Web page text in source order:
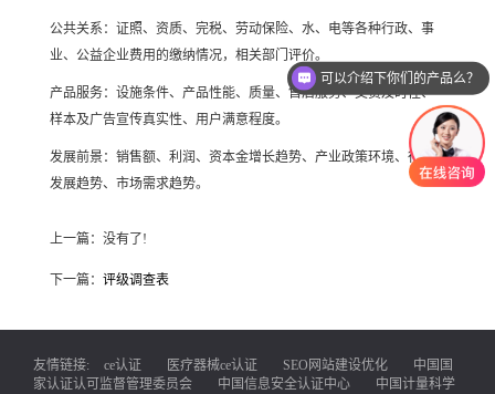
公共关系：证照、资质、完税、劳动保险、水、电等各种行政、事
业、公益企业费用的缴纳情况，相关部门评价。
产品服务：设施条件、产品性能、质量、售后服务、交货及时性、
样本及广告宣传真实性、用户满意程度。
发展前景：销售额、利润、资本金增长趋势、产业政策环境、行业
发展趋势、市场需求趋势。
上一篇：没有了!
下一篇： 评级调查表
友情链接: ce认证 医疗器械ce认证 SEO网站建设优化
中国国
家认证认可监督管理委员会
中国信息安全认证中心
中国计量科学
可以介绍下你们的产品么？